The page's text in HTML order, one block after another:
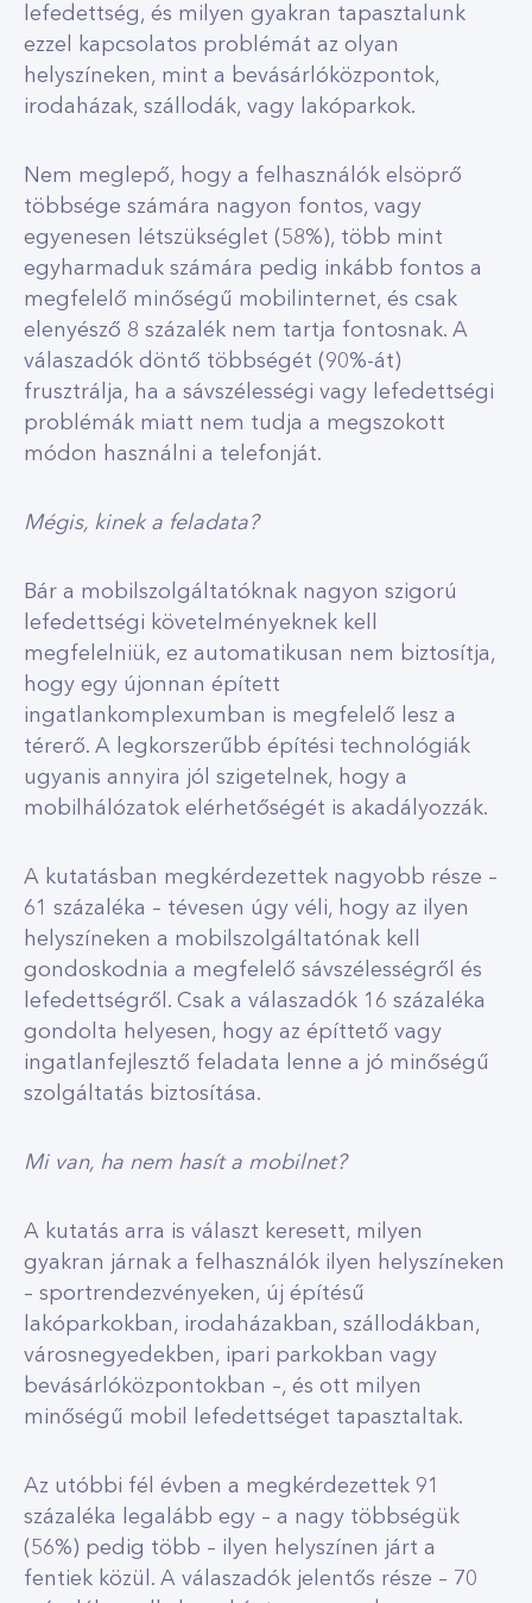
lefedettség, és milyen gyakran tapasztalunk
ezzel kapcsolatos problémát az olyan
helyszíneken, mint a bevásárlóközpontok,
irodaházak, szállodák, vagy lakóparkok.
Nem meglepő, hogy a felhasználók elsöprő
többsége számára nagyon fontos, vagy
egyenesen létszükséglet (58%), több mint
egyharmaduk számára pedig inkább fontos a
megfelelő minőségű mobilinternet, és csak
elenyésző 8 százalék nem tartja fontosnak. A
válaszadók döntő többségét (90%-át)
frusztrálja, ha a sávszélességi vagy lefedettségi
problémák miatt nem tudja a megszokott
módon használni a telefonját.
Mégis, kinek a feladata?
Bár a mobilszolgáltatóknak nagyon szigorú
lefedettségi követelményeknek kell
megfelelniük, ez automatikusan nem biztosítja,
hogy egy újonnan épített
ingatlankomplexumban is megfelelő lesz a
térerő. A legkorszerűbb építési technológiák
ugyanis annyira jól szigetelnek, hogy a
mobilhálózatok elérhetőségét is akadályozzák.
A kutatásban megkérdezettek nagyobb része –
61 százaléka – tévesen úgy véli, hogy az ilyen
helyszíneken a mobilszolgáltatónak kell
gondoskodnia a megfelelő sávszélességről és
lefedettségről. Csak a válaszadók 16 százaléka
gondolta helyesen, hogy az építtető vagy
ingatlanfejlesztő feladata lenne a jó minőségű
szolgáltatás biztosítása.
Mi van, ha nem hasít a mobilnet?
A kutatás arra is választ keresett, milyen
gyakran járnak a felhasználók ilyen helyszíneken
– sportrendezvényeken, új építésű
lakóparkokban, irodaházakban, szállodákban,
városnegyedekben, ipari parkokban vagy
bevásárlóközpontokban –, és ott milyen
minőségű mobil lefedettséget tapasztaltak.
Az utóbbi fél évben a megkérdezettek 91
százaléka legalább egy – a nagy többségük
(56%) pedig több – ilyen helyszínen járt a
fentiek közül. A válaszadók jelentős része – 70